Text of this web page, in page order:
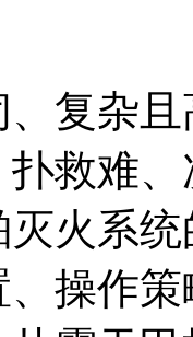
复杂
救难
火系
操作